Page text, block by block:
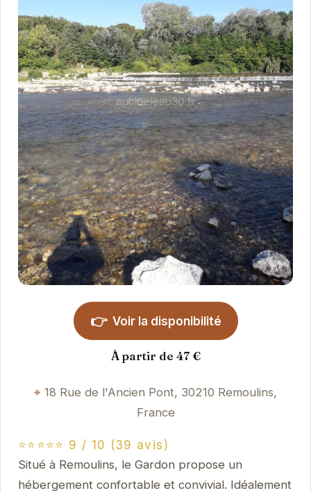
👉 Voir la disponibilité
À partir de 47 €
18 Rue de l'Ancien Pont, 30210 Remoulins,
France
⭐⭐⭐⭐⭐ 9 / 10 (39 avis)
Situé à Remoulins, le Gardon propose un
hébergement confortable et convivial. Idéalement